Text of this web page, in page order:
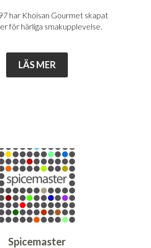
har Khoisan Gourmet skapat
för härliga smakupplevelse.
LÄS MER
Spicemaster